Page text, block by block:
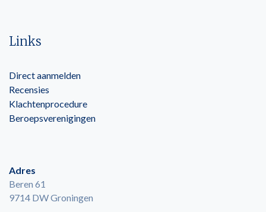
Links
Direct aanmelden
Recensies
Klachtenprocedure
Beroepsverenigingen
Adres
Beren 61
9714 DW Groningen